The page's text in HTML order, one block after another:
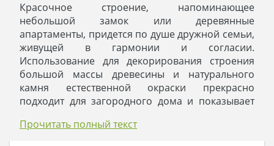
Красочное строение, напоминающее
небольшой замок или деревянные
апартаменты, придется по душе дружной семьи,
живущей в гармонии и согласии.
Использование для декорирования строения
большой массы древесины и натурального
камня естественной окраски прекрасно
подходит для загородного дома и показывает
строение большого размера двускатная крыша,
Прочитать полный текст